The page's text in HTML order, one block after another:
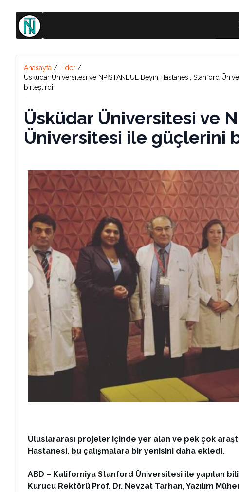
Anasayfa / Lider /
Üsküdar Üniversitesi ve NPİSTANBUL Beyin Hastanesi, Stanford
birleştirdi!
Üsküdar Üniversitesi ve
Üniversitesi ile güçlerini
Uluslararası projeler içinde yer alan ve pek çok
Hastanesi, bu çalışmalara bir yenisini daha ekledi.
ABD – Kaliforniya Stanford Üniversitesi ile yapılan
Kurucu Rektörü Prof. Dr. Nevzat Tarhan, Yazılım